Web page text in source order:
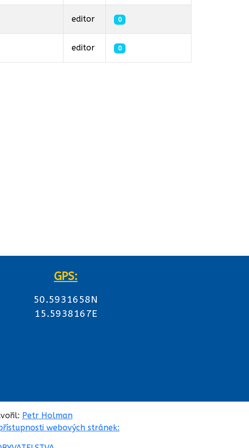
editor 0
editor 0
GPS:
50.5931658N
15.5938167E
Petr Holman
webových stránek: